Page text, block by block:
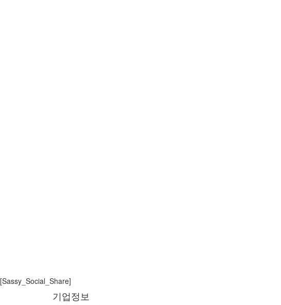
[Sassy_Social_Share]
기업정보